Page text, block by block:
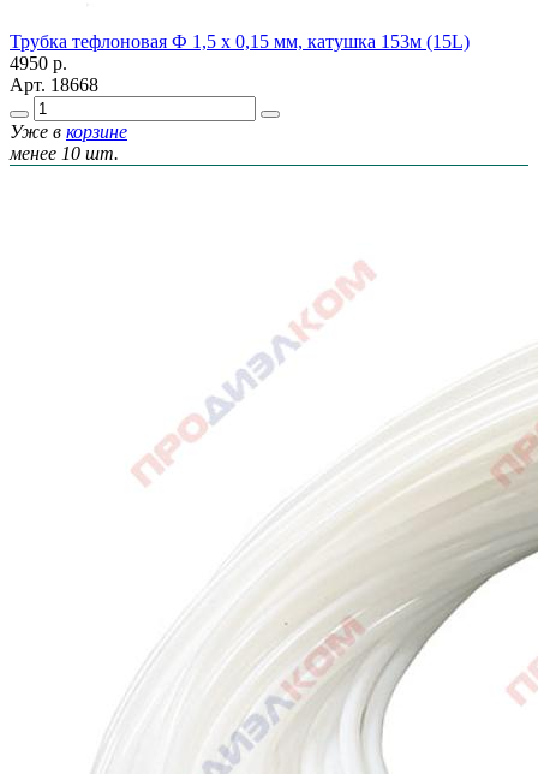
Трубка тефлоновая Ф 1,5 х 0,15 мм, катушка 153м (15L)
4950 р.
Арт. 18668
Уже в корзине
менее 10 шт.